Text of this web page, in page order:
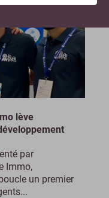
lève
par
Immo,
un premier